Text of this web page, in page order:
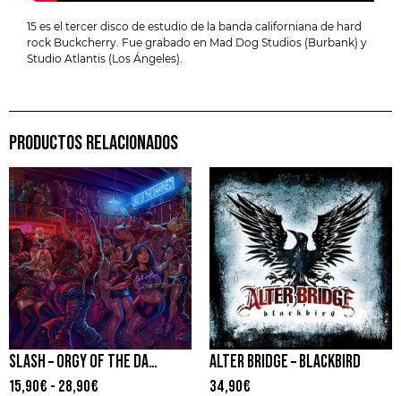
15 es el tercer disco de estudio de la banda californiana de hard
rock Buckcherry. Fue grabado en Mad Dog Studios (Burbank) y
Studio Atlantis (Los Ángeles).
PRODUCTOS RELACIONADOS
SLASH – ORGY OF THE DAMNED
15,90€ - 28,90€
ALTER BRIDGE – BLACKBIRD
34,90€